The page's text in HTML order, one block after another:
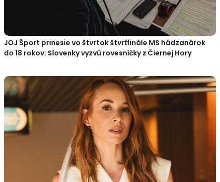
JOJ Šport prinesie vo štvrtok štvrťfinále MS hádzanárok
do 18 rokov: Slovenky vyzvú rovesníčky z Čiernej Hory